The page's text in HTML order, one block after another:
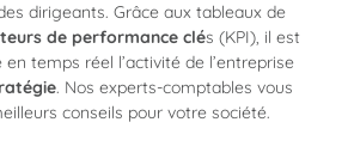
dirigeants. Grâce aux tableaux de
de performance clés (KPI), il est
temps réel l’activité de l’entreprise
. Nos experts-comptables vous
conseils pour votre société.